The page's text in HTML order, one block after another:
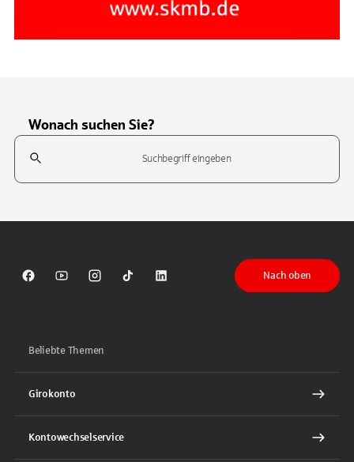
Wonach suchen Sie?
Suchfeld
Sparkasse auf Facebook
Sparkasse auf Youtube
Sparkasse auf Instagram
Sparkasse auf TikTok
Sparkasse auf LinkedIn
Nach oben
Beliebte Themen
Girokonto
Kontowechselservice